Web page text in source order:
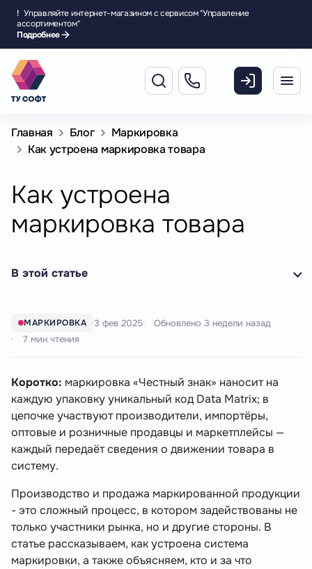
! Управляйте интернет-магазином с сервисом "Управление
ассортиментом"
Подробнее
Главная Блог
Маркировка
Как устроена маркировка товара
Как устроена
маркировка товара
В этой статье
МАРКИРОВКА 3 фев 2025 Обновлено3 недели назад
7 мин чтения
Коротко: маркировка «Честный знак» наносит на
каждую упаковку уникальный код Data Matrix; в
цепочке участвуют производители, импортёры,
оптовые и розничные продавцы и маркетплейсы —
каждый передаёт сведения о движении товара в
систему.
Производство и продажа маркированной продукции
- это сложный процесс, в котором задействованы не
только участники рынка, но и другие стороны. В
статье рассказываем, как устроена система
маркировки, а также объясняем, кто и за что